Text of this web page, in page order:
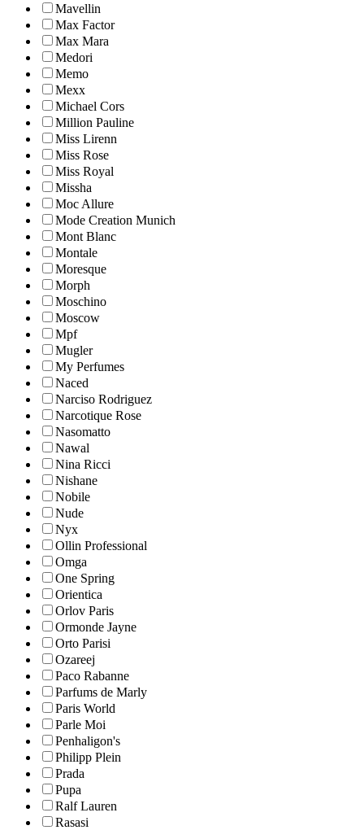
Mavellin
Max Factor
Max Mara
Medori
Memo
Mexx
Michael Cors
Million Pauline
Miss Lirenn
Miss Rose
Miss Royal
Missha
Moc Allure
Mode Creation Munich
Mont Blanc
Montale
Moresque
Morph
Moschino
Moscow
Mpf
Mugler
My Perfumes
Naced
Narciso Rodriguez
Narcotique Rose
Nasomatto
Nawal
Nina Ricci
Nishane
Nobile
Nude
Nyx
Ollin Professional
Omga
One Spring
Orientica
Orlov Paris
Ormonde Jayne
Orto Parisi
Ozareej
Paco Rabanne
Parfums de Marly
Paris World
Parle Moi
Penhaligon's
Philipp Plein
Prada
Pupa
Ralf Lauren
Rasasi